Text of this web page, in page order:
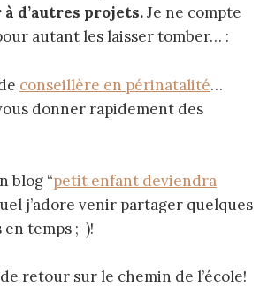
d’autres projets.Je ne compte
autant les laisser tomber… :
conseillère en périnatalité…
donner rapidement des
blog “petit enfant deviendra
j’adore venir partager quelques
temps ;-)!
retour sur le chemin de l’école!